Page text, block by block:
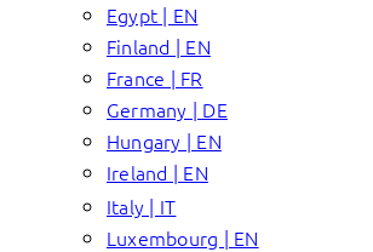
Egypt | EN
Finland | EN
France | FR
Germany | DE
Hungary | EN
Ireland | EN
Italy | IT
Luxembourg | EN